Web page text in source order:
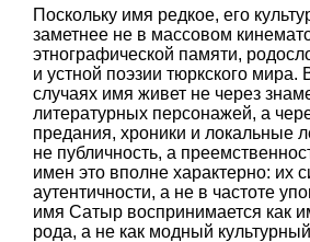
Поскольку имя редкое, его
заметнее не в массовом
этнографической памяти,
и устной поэзии тюркского мира.
случаях имя живет не через
литературных персонажей, а
предания, хроники и локальные
не публичность, а
имен это вполне характерно: их
аутентичности, а не в частоте
имя Сатыр воспринимается как
рода, а не как модный